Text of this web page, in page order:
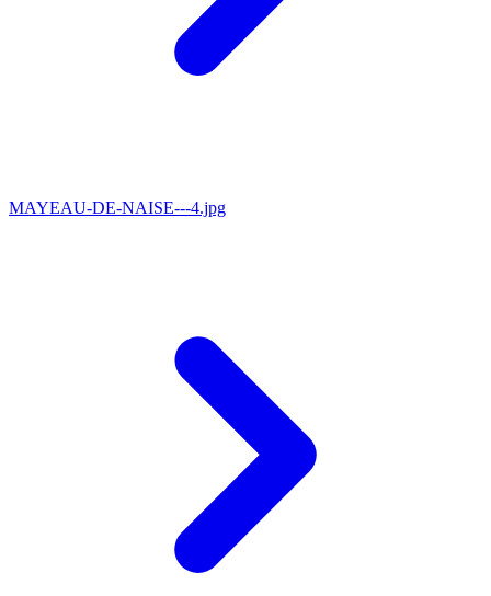
MAYEAU-DE-NAISE---4.jpg